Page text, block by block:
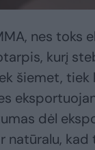
nes toks
kurį
šiemet,
dėl
natūralu, kad